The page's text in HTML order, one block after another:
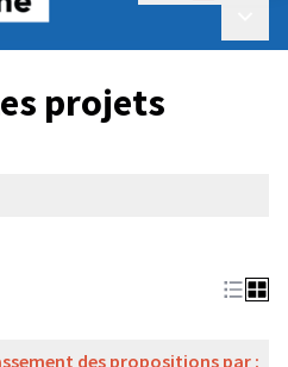
2024
projets
des propositions par :